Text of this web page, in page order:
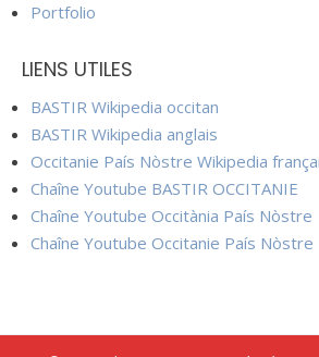
Portfolio
LIENS UTILES
BASTIR Wikipedia occitan
BASTIR Wikipedia anglais
Occitanie País Nòstre Wikipedia
Chaîne Youtube BASTIR OCCITANIE
Chaîne Youtube Occitània País Nòstre
Chaîne Youtube Occitanie País Nòstre